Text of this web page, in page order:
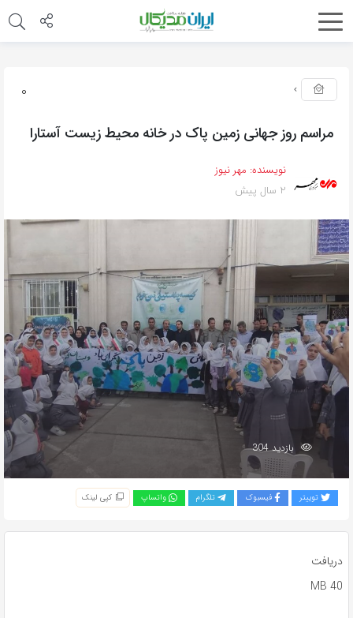
0
مراسم روز جهانی زمین پاک در خانه محیط زیست آستارا
نویسنده: مهر نیوز
2 سال پیش
بازدید 304
توییتر فیسبوک تلگرام واتساپ کپی لینک
دریافت
40 MB